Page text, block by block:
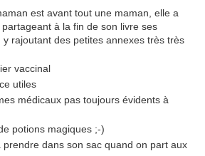
est avant tout une maman, elle a
à la fin de son livre ses
y rajoutant des petites annexes très très
vaccinal
utiles
médicaux pas toujours évidents à
potions magiques ;-)
prendre dans son sac quand on part aux